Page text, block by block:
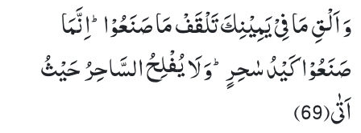
وَ اَلْقِ مَا فِیْ یَمِیْنِكَ تَلْقَفْ مَا صَنَعُوْاؕ-اِنَّمَا
صَنَعُوْا كَیْدُ سٰحِرٍؕ-وَ لَا یُفْلِحُ السَّاحِرُ حَیْثُ
اَتٰى(69)